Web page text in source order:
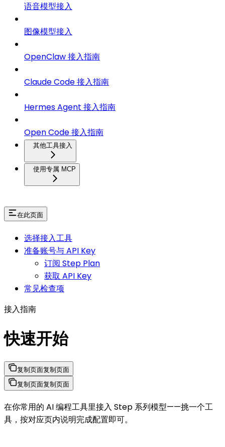
语音模型接入
图像模型接入
OpenClaw 接入指南
Claude Code 接入指南
Hermes Agent 接入指南
Open Code 接入指南
其他工具接入
使用专属 MCP
在此页面
选择接入工具
准备账号与 API Key
订阅 Step Plan
获取 API Key
常见检查项
接入指南
快速开始
复制页面复制页面
复制页面复制页面
在你常用的 AI 编程工具里接入 Step 系列模型——挑一个工
具，按对应页内说明完成配置即可。